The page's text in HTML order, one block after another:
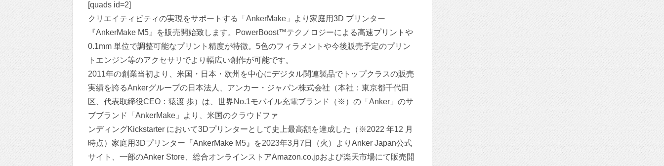
[quads id=2]
クリエイティビティの実現をサポートする「AnkerMake」より家庭用3D プリンター
『AnkerMake M5』を販売開始致します。PowerBoost™テクノロジーによる高速プリントや
0.1mm 単位で調整可能なプリント精度が特徴。5色のフィラメントや今後販売予定のプリン
トエンジン等のアクセサリでより幅広い創作が可能です。
2011年の創業当初より、米国・日本・欧州を中心にデジタル関連製品でトップクラスの販売
実績を誇るAnkerグループの日本法人、アンカー・ジャパン株式会社（本社：東京都千代田
区、代表取締役CEO：猿渡 歩）は、世界No.1モバイル充電ブランド（※）の「Anker」のサ
ブブランド「AnkerMake」より、米国のクラウドファ
ンディングKickstarter において3Dプリンターとして史上最高額を達成した（※2022 年12 月
時点）家庭用3Dプリンター『AnkerMake M5』を2023年3月7日（火）よりAnker Japan公式
サイト、一部のAnker Store、総合オンラインストアAmazon.co.jpおよび楽天市場にて販売開